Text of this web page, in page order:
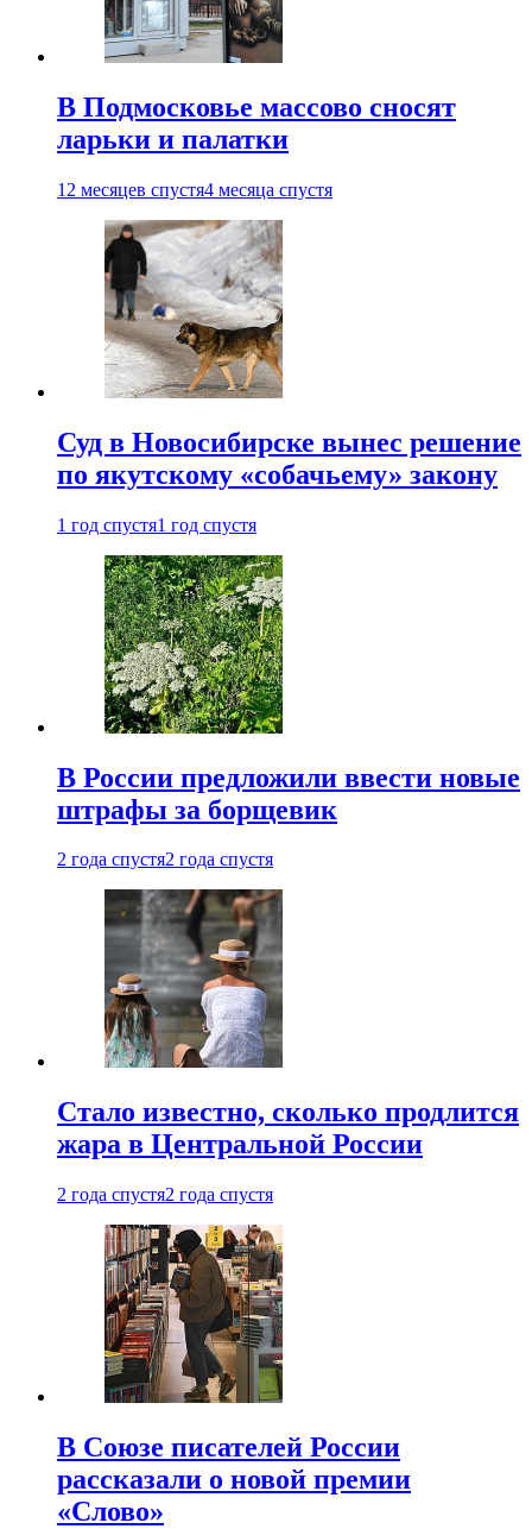
В Подмосковье массово сносят
ларьки и палатки
12 месяцев спустя4 месяца спустя
Суд в Новосибирске вынес решение
по якутскому «собачьему» закону
1 год спустя1 год спустя
В России предложили ввести новые
штрафы за борщевик
2 года спустя2 года спустя
Стало известно, сколько продлится
жара в Центральной России
2 года спустя2 года спустя
В Союзе писателей России
рассказали о новой премии
«Слово»